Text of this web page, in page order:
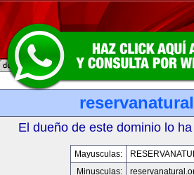
El dueño de este dominio lo
Mayusculas:
Minusculas: